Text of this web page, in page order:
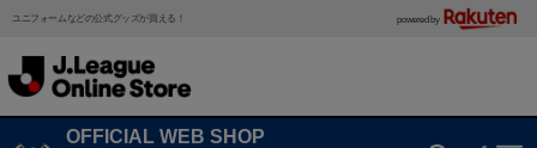
ユニフォームなどの公式グッズが買える！ powered by
OFFICIAL WEB SHOP